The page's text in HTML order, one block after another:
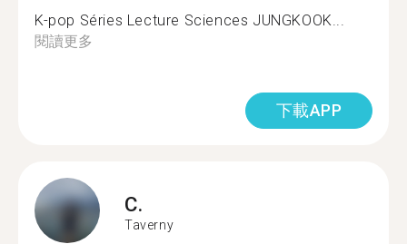
K-pop Séries Lecture Sciences JUNGKOOK...
閱讀更多
下載APP
C.
Taverny